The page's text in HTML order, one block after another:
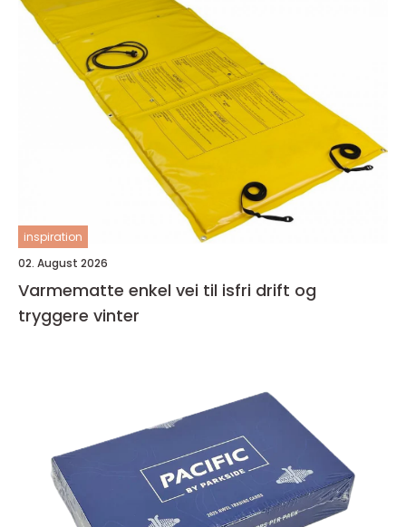
inspiration
02. August 2026
Varmematte enkel vei til isfri drift og
tryggere vinter